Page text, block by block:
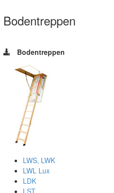
Bodentreppen
Bodentreppen
LWS, LWK
LWL Lux
LDK